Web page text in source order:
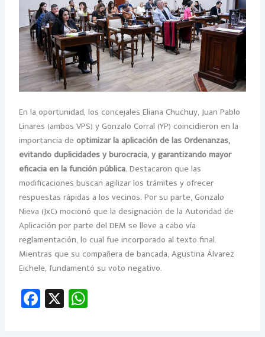
En la oportunidad, los concejales Eliana Chuchuy, Juan Pablo
Linares (ambos VPS) y Gonzalo Corral (YP) coincidieron en la
importancia deoptimizar la aplicación de las Ordenanzas,
evitando duplicidades y burocracia, y garantizando mayor
eficacia en la función pública.Destacaron que las
modificaciones buscan agilizar los trámites y ofrecer
respuestas rápidas a los vecinos. Por su parte, Gonzalo
Nieva (JxC) mocionó que la designación de la Autoridad de
Aplicación por parte del DEM se lleve a cabo vía
reglamentación, lo cual fue incorporado al texto final.
Mientras que su compañera de bancada, Agustina Álvarez
Eichele, fundamentó su voto negativo.
Fa
ce
X